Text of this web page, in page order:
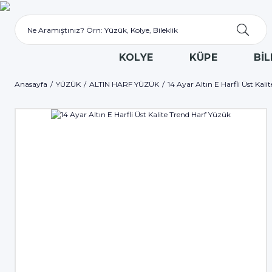
KOLYE KÜPE
Anasayfa YÜZÜK ALTIN HARF YÜZÜK 14 Ayar Altın E Harfli Üst